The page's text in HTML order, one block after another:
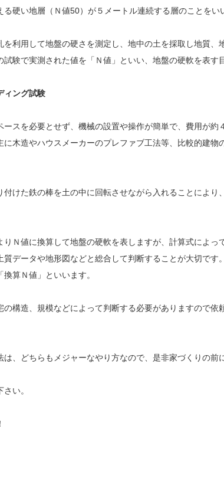
硬い地層（Ｎ値50）が５メートル連続する層のことをい
を利用して地盤の硬さを測定し、地中の土を採取し地質、
験で実測された値を「Ｎ値」といい、地盤の硬軟を表す
ィング試験
ースを必要とせず、機械の設置や操作が簡単で、費用が約
に木造やハウスメーカーのプレファブ工法等、比較的建物
付けた鉄の棒を土の中に回転させながら入れることにより
りＮ値に換算して地盤の硬軟を表しますが、計算式によっ
質データや地形図などと総合して判断することが大切です
算Ｎ値」といいます。
の構造、規模などによって判断する必要がありますので依
、どちらもメジャーなやり方なので、是非家づくりの前
い。